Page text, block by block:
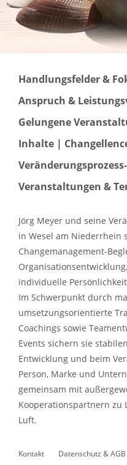
Handlungsfelder &
Anspruch &
Gelungene
Inhalte |
Veranstaltungen &
Jörg Meyer und seine
in Wesel am Niederrhein
Changemanagement-
individuelle
Im Schwerpunkt durch
umsetzungsorientierte
Coachings sowie
Events sichern sie
Entwicklung und beim
Person, Marke und
gemeinsam mit
Kooperationspartnern zu
Luft.
Kontakt Datenschutz & AGB